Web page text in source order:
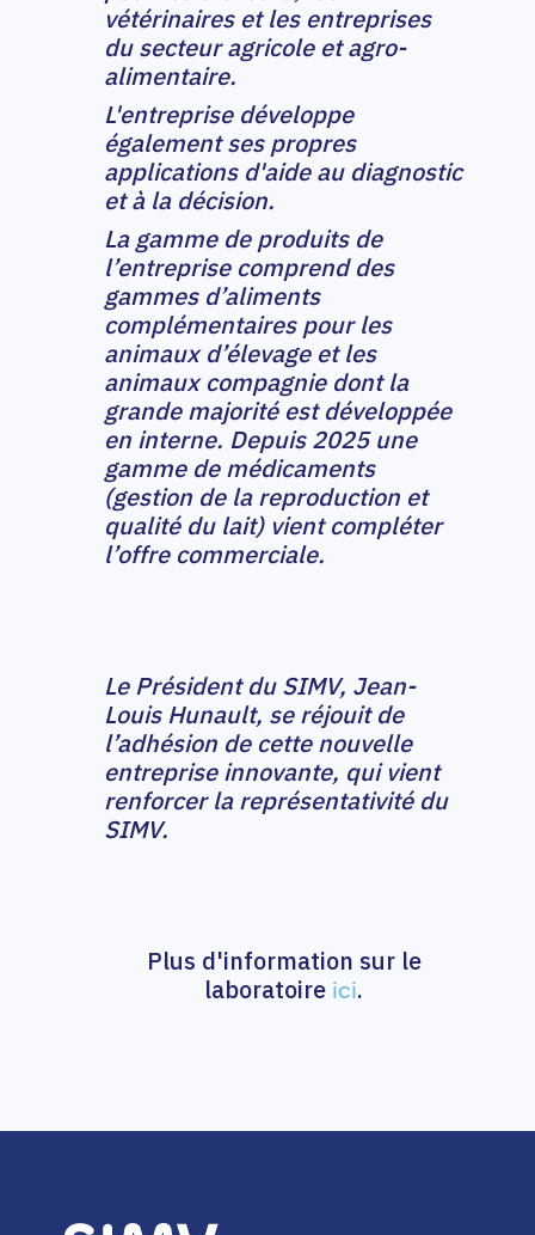
vétérinaires et les entreprises
du secteur agricole et agro-
alimentaire.
L'entreprise développe
également ses propres
applications d'aide au diagnostic
et à la décision.
La gamme de produits de
l’entreprise comprend des
gammes d’aliments
complémentaires pour les
animaux d’élevage et les
animaux compagnie dont la
grande majorité est développée
en interne. Depuis 2025 une
gamme de médicaments
(gestion de la reproduction et
qualité du lait) vient compléter
l’offre commerciale.
Le Président du SIMV, Jean-
Louis Hunault, se réjouit de
l’adhésion de cette nouvelle
entreprise innovante, qui vient
renforcer la représentativité du
SIMV.
Plus d'information sur le
laboratoire ici.